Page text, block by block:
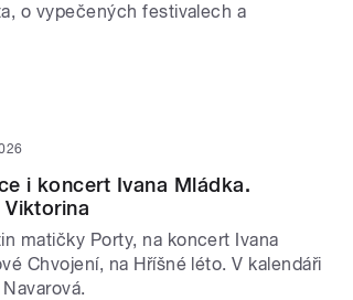
o vypečených festivalech a
i koncert Ivana Mládka.
matičky Porty, na koncert Ivana
Chvojení, na Hříšné léto. V kalendáři